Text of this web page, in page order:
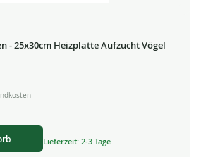
- 25x30cm Heizplatte Aufzucht Vögel
Lieferzeit: 2-3 Tage